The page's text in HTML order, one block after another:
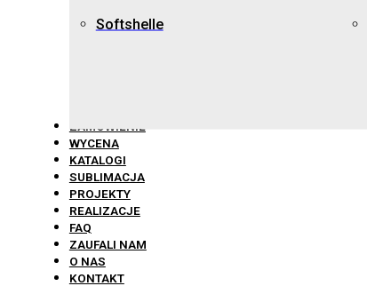
Softshelle
ZAMÓWIENIE
WYCENA
KATALOGI
SUBLIMACJA
PROJEKTY
REALIZACJE
FAQ
ZAUFALI NAM
O NAS
KONTAKT